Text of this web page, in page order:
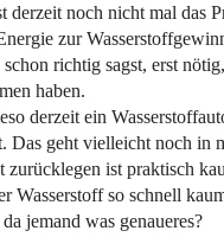
derzeit noch nicht mal das
zur
richtig sagst, erst
haben.
derzeit ein
Das geht vielleicht noch in
zurücklegen ist praktisch
Wasserstoff so schnell
jemand was genaueres?